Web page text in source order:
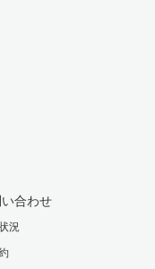
合わせ
況